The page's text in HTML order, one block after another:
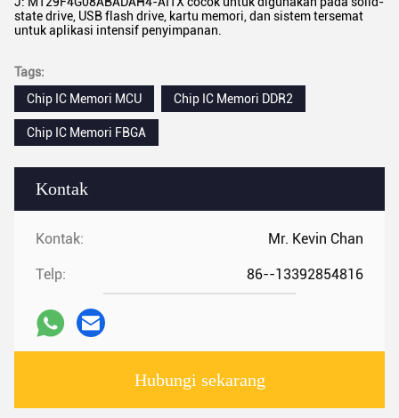
Kontak
Kontak: Mr. Kevin Chan
Telp: 86--13392854816
Hubungi sekarang
state drive, USB flash drive, kartu memori, dan sistem tersemat
untuk aplikasi intensif penyimpanan.
Tags:
Chip IC Memori MCU
Chip IC Memori DDR2
Chip IC Memori FBGA